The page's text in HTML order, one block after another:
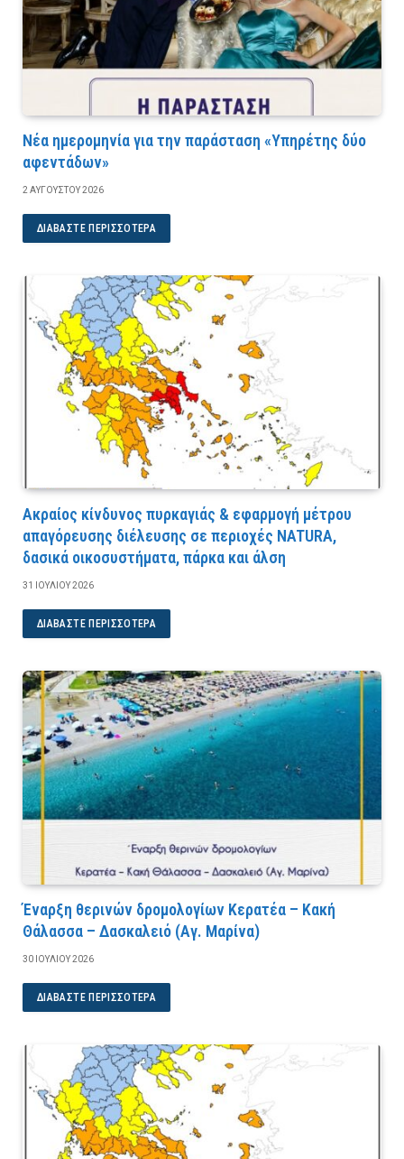
Νέα ημερομηνία για την παράσταση «Υπηρέτης δύο
αφεντάδων»
2 ΑΥΓΟΎΣΤΟΥ 2026
ΔΙΑΒΆΣΤΕ ΠΕΡΙΣΣΌΤΕΡΑ
Ακραίος κίνδυνος πυρκαγιάς & εφαρμογή μέτρου
απαγόρευσης διέλευσης σε περιοχές NATURA,
δασικά οικοσυστήματα, πάρκα και άλση
31 ΙΟΥΛΊΟΥ 2026
ΔΙΑΒΆΣΤΕ ΠΕΡΙΣΣΌΤΕΡΑ
Έναρξη θερινών δρομολογίων Κερατέα – Κακή
Θάλασσα – Δασκαλειό (Αγ. Μαρίνα)
30 ΙΟΥΛΊΟΥ 2026
ΔΙΑΒΆΣΤΕ ΠΕΡΙΣΣΌΤΕΡΑ